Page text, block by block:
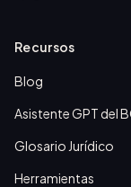
Recursos
Blog
Asistente GPT del
Glosario Jurídico
Herramientas